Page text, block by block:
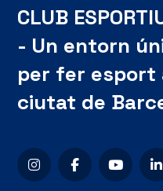
CLUB
- Un entorn
per fer esport
ciutat de